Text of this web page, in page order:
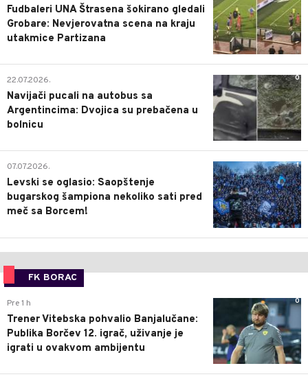
Fudbaleri UNA Štrasena šokirano gledali
Grobare: Nevjerovatna scena na kraju
utakmice Partizana
0
22.07.2026.
Navijači pucali na autobus sa
Argentincima: Dvojica su prebačena u
bolnicu
1
07.07.2026.
Levski se oglasio: Saopštenje
bugarskog šampiona nekoliko sati pred
meč sa Borcem!
FK BORAC
0
Pre 1 h
Trener Vitebska pohvalio Banjalučane:
Publika Borčev 12. igrač, uživanje je
igrati u ovakvom ambijentu